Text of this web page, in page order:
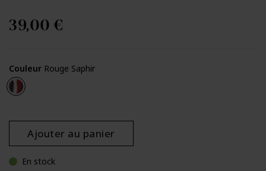
39,00 €
Couleur Rouge Saphir
Rouge Saphir
Ajouter au panier
En stock